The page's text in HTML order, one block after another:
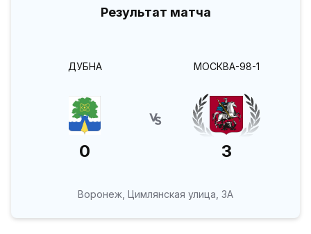
Результат матча
ДУБНА
0
МОСКВА-98-1
3
Воронеж, Цимлянская улица, 3А